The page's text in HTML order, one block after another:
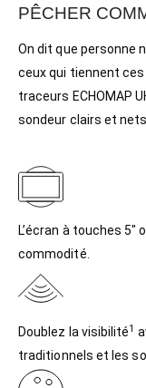
PÊCHER
On dit que personne
ceux qui tiennent ces
traceurs ECHOMAP
sondeur clairs et nets.
L’écran à touches
commodité.
Doublez la visibilité1
traditionnels et les